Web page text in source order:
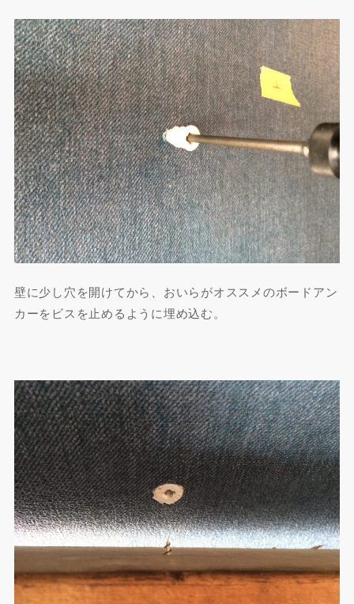
壁に少し穴を開けてから、おいらがオススメのボードアン
カーをビスを止めるように埋め込む。